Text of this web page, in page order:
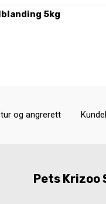
5kg
og angrerett
Pets Krizoo